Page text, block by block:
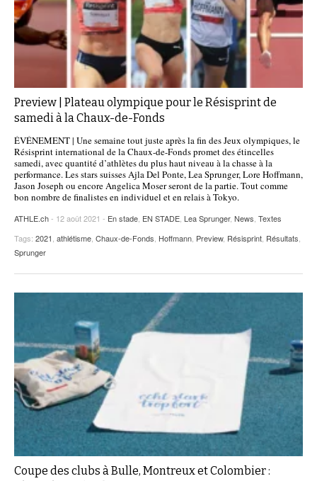
Preview | Plateau olympique pour le Résisprint de
samedi à la Chaux-de-Fonds
ÉVÉNEMENT | Une semaine tout juste après la fin des Jeux olympiques, le
Résisprint international de la Chaux-de-Fonds promet des étincelles
samedi, avec quantité d’athlètes du plus haut niveau à la chasse à la
performance. Les stars suisses Ajla Del Ponte, Lea Sprunger, Lore Hoffmann,
Jason Joseph ou encore Angelica Moser seront de la partie. Tout comme
bon nombre de finalistes en individuel et en relais à Tokyo.
ATHLE.ch- 12 août 2021 - En stade, EN STADE, Lea Sprunger, News, Textes
Tags: 2021, athlétisme, Chaux-de-Fonds, Hoffmann, Preview, Résisprint, Résultats,
Sprunger
Coupe des clubs à Bulle, Montreux et Colombier :